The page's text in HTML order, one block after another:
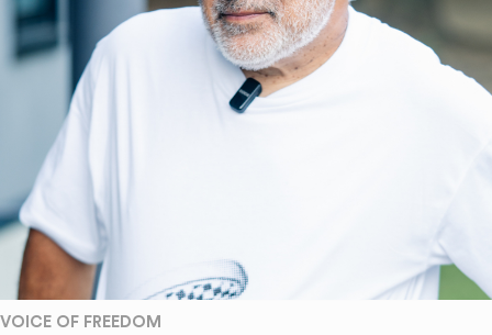
VOICE OF FREEDOM